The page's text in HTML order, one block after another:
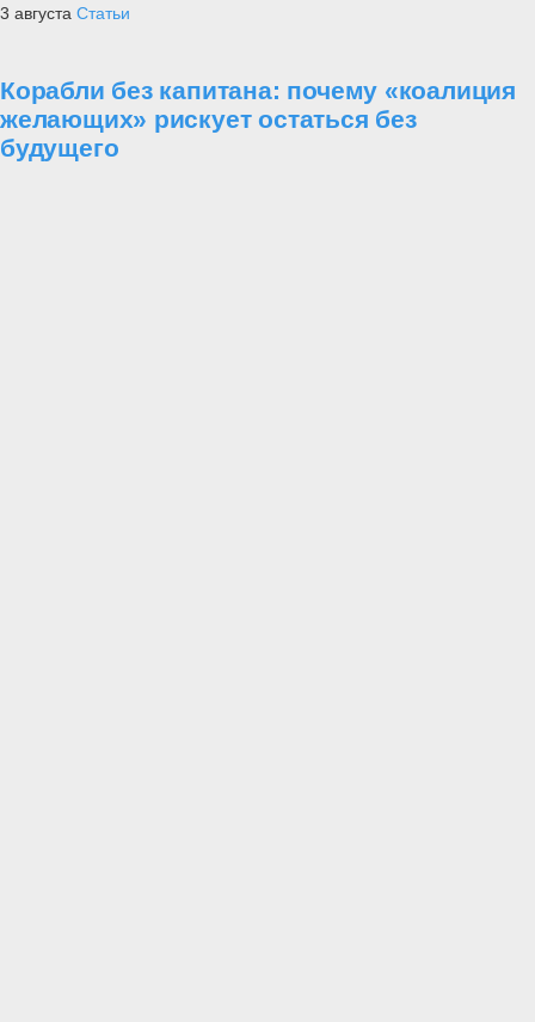
3 августа Статьи
Корабли без капитана: почему «коалиция
желающих» рискует остаться без
будущего